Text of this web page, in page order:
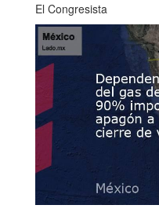
El Congresista